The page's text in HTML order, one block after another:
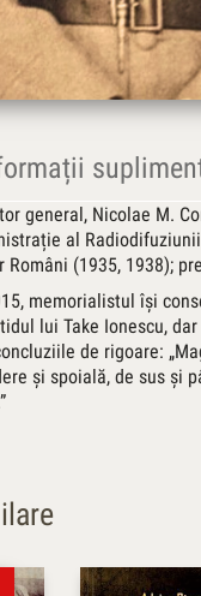
general, Nicolae M.
al
(1935, 1938);
memorialistul îşi
lui Take Ionescu,
de rigoare:
și spoială, de sus și